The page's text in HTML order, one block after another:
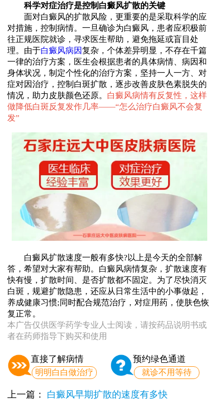
科学对症治疗是控制白癜风扩散的关键
面对白癜风的扩散风险，更重要的是采取科学的应
对措施，控制病情。一旦确诊为白癜风，患者应积极前
往正规医院就诊，寻求医生帮助，避免拖延或盲目处
理。由于白癜风病因复杂，个体差异明显，不存在千篇
一律的治疗方案，医生会根据患者的具体病情、病因和
身体状况，制定个性化的治疗方案，坚持一人一方、对
症对因治疗，控制白斑扩散，逐步改善皮肤色素脱失的
情况，助力皮肤颜色还原。 白癜风病情有反复性，这样
做降低白斑反复发作几率——“怎么治疗白癜风不会复
发”
白癜风扩散速度一般有多快?以上是今天的全部解
答，希望对大家有帮助。白癜风病情复杂，扩散速度有
快有慢，扩散时间、是否扩散都不固定。为了尽快消灭
白斑，规避扩散隐患，还应从日常生活中的小事做起，
养成健康习惯;同时配合规范治疗，对症用药，使肤色恢
复正常。
本广告仅供医学药学专业人士阅读，请按药品说明书或
者在药师指导下购买和使用
直接了解病情
明明白白做治疗
预约绿色通道
就诊不用等待
上一篇： 白癜风早期扩散的速度有多快